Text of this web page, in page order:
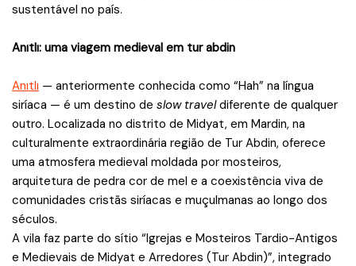
sustentável no país.
Anıtlı: uma viagem medieval em tur abdin
Anıtlı — anteriormente conhecida como “Hah” na língua
siríaca — é um destino de slow traveldiferente de qualquer
outro. Localizada no distrito de Midyat, em Mardin, na
culturalmente extraordinária região de Tur Abdin, oferece
uma atmosfera medieval moldada por mosteiros,
arquitetura de pedra cor de mel e a coexistência viva de
comunidades cristãs siríacas e muçulmanas ao longo dos
séculos.
A vila faz parte do sítio “Igrejas e Mosteiros Tardio-Antigos
e Medievais de Midyat e Arredores (Tur Abdin)”, integrado